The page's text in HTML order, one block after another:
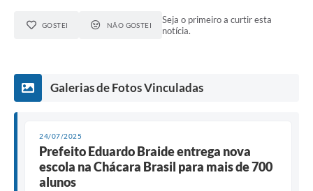
GOSTEI NÃO GOSTEI
Seja o primeiro a curtir esta
notícia.
Galerias de Fotos Vinculadas
24/07/2025
Prefeito Eduardo Braide entrega nova
escola na Chácara Brasil para mais de 700
alunos